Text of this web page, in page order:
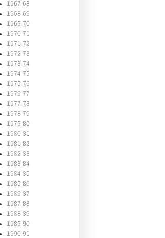
1967-68
1968-69
1969-70
1970-71
1971-72
1972-73
1973-74
1974-75
1975-76
1976-77
1977-78
1978-79
1979-80
1980-81
1981-82
1982-83
1983-84
1984-85
1985-86
1986-87
1987-88
1988-89
1989-90
1990-91